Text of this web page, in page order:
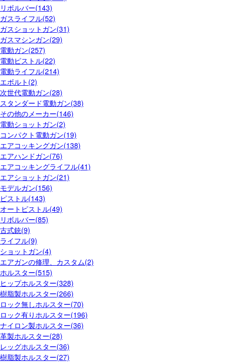
リボルバー(143)
ガスライフル(52)
ガスショットガン(31)
ガスマシンガン(29)
電動ガン(257)
電動ピストル(22)
電動ライフル(214)
エボルト(2)
次世代電動ガン(28)
スタンダード電動ガン(38)
その他のメーカー(146)
電動ショットガン(2)
コンパクト電動ガン(19)
エアコッキングガン(138)
エアハンドガン(76)
エアコッキングライフル(41)
エアショットガン(21)
モデルガン(156)
ピストル(143)
オートピストル(49)
リボルバー(85)
古式銃(9)
ライフル(9)
ショットガン(4)
エアガンの修理、カスタム(2)
ホルスター(515)
ヒップホルスター(328)
樹脂製ホルスター(266)
ロック無しホルスター(70)
ロック有りホルスター(196)
ナイロン製ホルスター(36)
革製ホルスター(28)
レッグホルスター(36)
樹脂製ホルスター(27)